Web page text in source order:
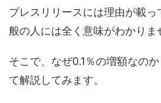
プレスリリースには理由が載
般の人には全く意味がわかりま
そこで、なぜ0.1％の増額なの
て解説してみます。